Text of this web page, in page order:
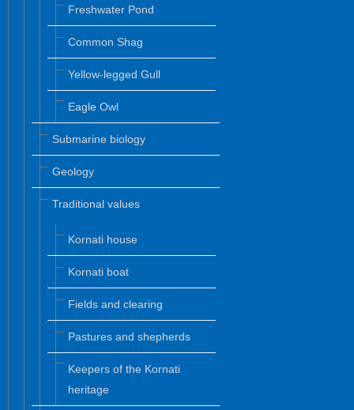
Freshwater Pond
Common Shag
Yellow-legged Gull
Eagle Owl
Submarine biology
Geology
Traditional values
Kornati house
Kornati boat
Fields and clearing
Pastures and shepherds
Keepers of the Kornati
heritage